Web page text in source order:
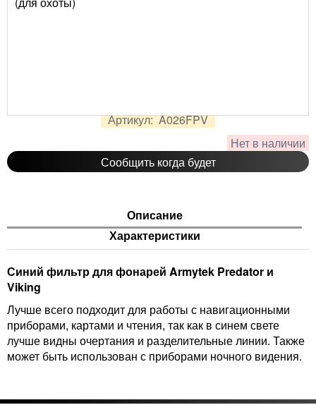
Артикул:A026FPV
Нет в наличии
Сообщить когда будет
Описание
Характеристики
Синий фильтр для фонарей Armytek Predator и
Viking
Лучше всего подходит для работы с навигационными
приборами, картами и чтения, так как в синем свете
лучше видны очертания и разделительные линии. Также
может быть использован с приборами ночного видения.